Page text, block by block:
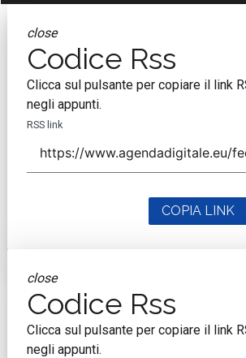
close
Codice Rss
Clicca sul pulsante per copiare il link
negli appunti.
RSS link
COPIA LINK
close
Codice Rss
Clicca sul pulsante per copiare il link
negli appunti.